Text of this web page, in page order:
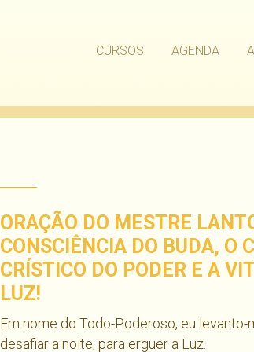
CURSOS AGENDA
ORAÇÃO DO MESTRE
CONSCIÊNCIA DO BUDA, O
CRÍSTICO DO PODER E A
LUZ!
Em nome do Todo-Poderoso, eu levanto-
desafiar a noite, para erguer a Luz.